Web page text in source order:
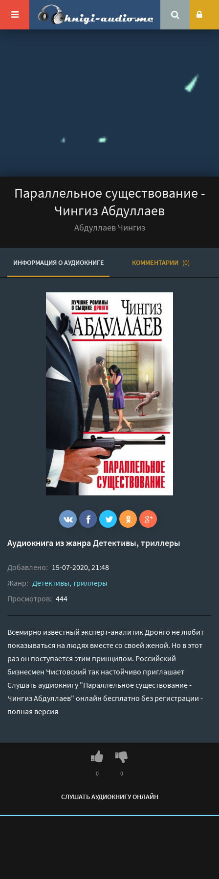
Параллельное существование -
Чингиз Абдуллаев
Абдуллаев Чингиз
ИНФОРМАЦИЯ О АУДИОКНИГЕ КОММЕНТАРИИ (0)
Аудиокнига из жанраДетективы, триллеры
Добавлено: 15-07-2020, 21:48
Жанр: Детективы, триллеры
Просмотров: 444
Всемирно известный эксперт-аналитик Дронго не любит
показываться на людях вместе со своей женой. Но в этот
раз он поступается этим принципом. Российский
бизнесмен Чистовский так настойчиво приглашает
Слушать аудиокнигу "Параллельное существование -
Чингиз Абдуллаев" онлайн бесплатно без регистрации -
полная версия
СЛУШАТЬ АУДИОКНИГУ ОНЛАЙН
0 0